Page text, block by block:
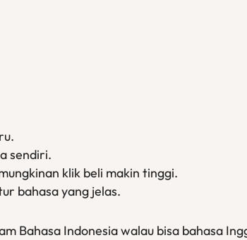
sendiri.
klik beli makin tinggi.
bahasa yang jelas.
Bahasa Indonesia walau bisa bahasa